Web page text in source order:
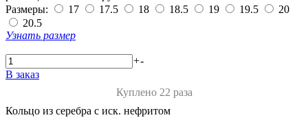
Размеры:
17 17.5 18 18.5 19 19.5
20
20.5
Узнать размер
+-
В заказ
Куплено 22 раза
Кольцо из серебра с иск. нефритом